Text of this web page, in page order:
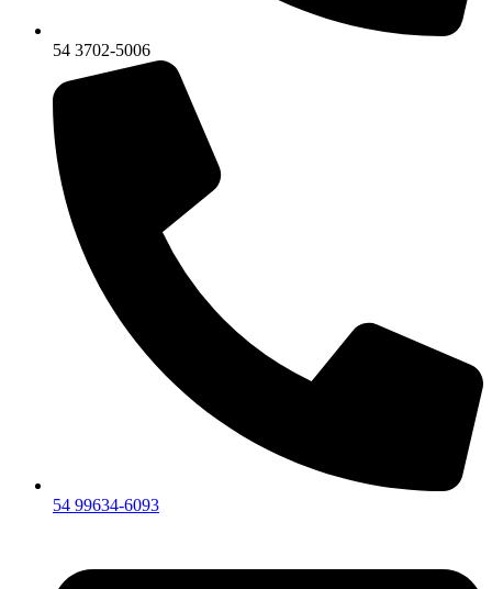
54 3702-5006
54 99634‑6093‬